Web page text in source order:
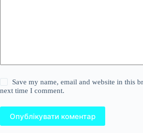
Save my name, email and website in this
next time I comment.
Опублікувати коментар